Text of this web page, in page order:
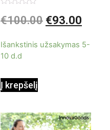
be ašmenų 3in1
0
iš
€100.00 €93.00
Išankstinis užsakymas 5-
10 d.d
Į krepšelį